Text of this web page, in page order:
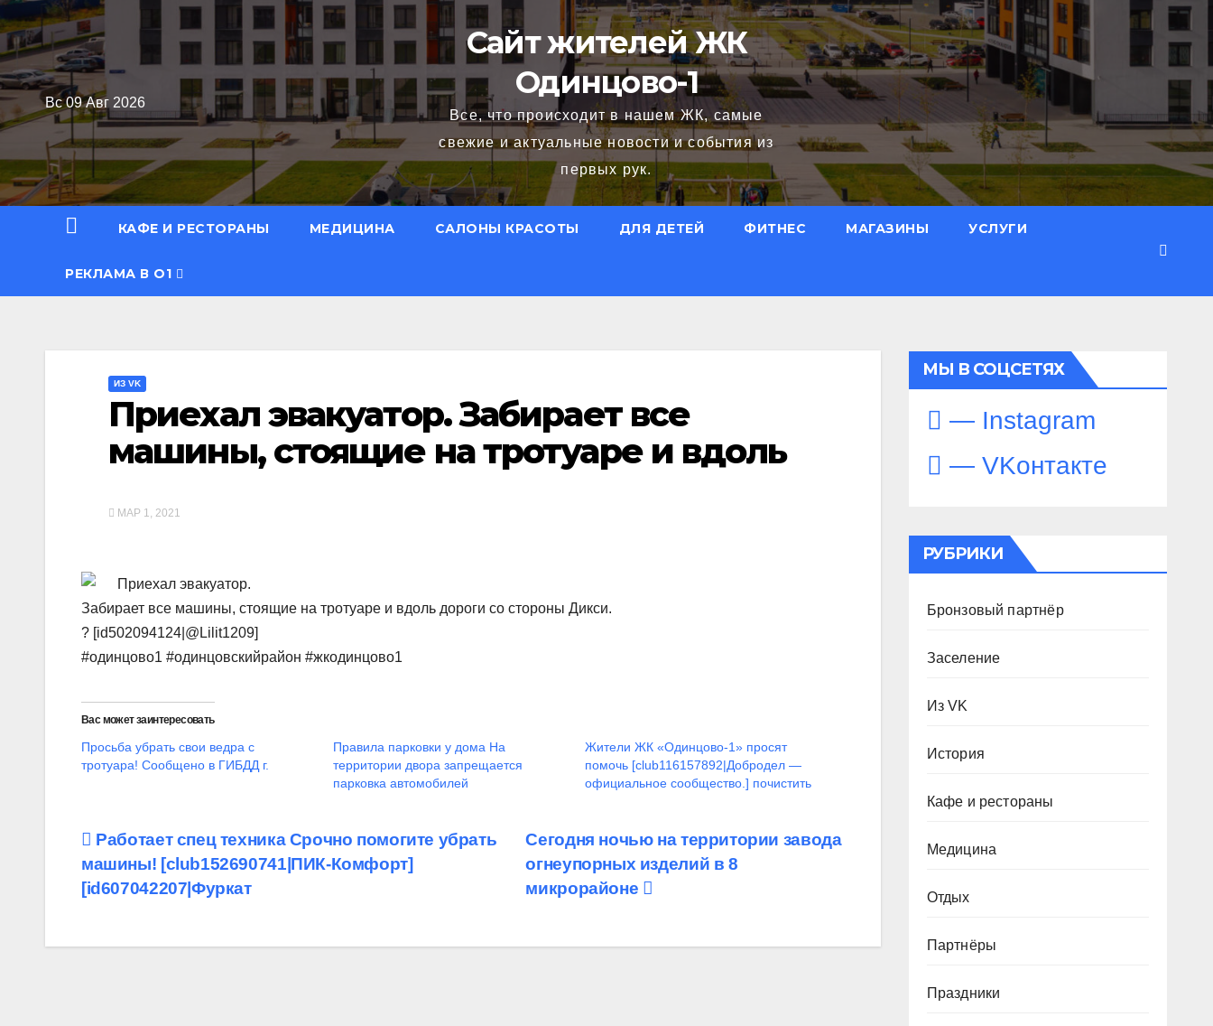
Перейти
содержимому
Вс 09 Авг 2026
Сайт жителей ЖК
Одинцово-1
Все, что происходит в нашем ЖК, самые
свежие и актуальные новости и события из
первых рук.
КАФЕ И РЕСТОРАНЫ МЕДИЦИНА САЛОНЫ КРАСОТЫ ДЛЯ ДЕТЕЙ ФИТНЕС МАГАЗИНЫ УСЛУГИ
РЕКЛАМА В О1
ИЗ VK
Приехал эвакуатор. Забирает все
машины, стоящие на тротуаре и вдоль
МАР 1, 2021
Приехал эвакуатор.
Забирает все машины, стоящие на тротуаре и вдоль дороги со стороны Дикси.
? [id502094124|@Lilit1209]
#одинцово1 #одинцовскийрайон #жкодинцово1
Вас может заинтересовать
Просьба убрать свои ведра с
тротуара! Сообщено в ГИБДД г.
Правила парковки у дома На
территории двора запрещается
парковка автомобилей
Жители ЖК «Одинцово-1» просят
помочь [club116157892|Добродел —
официальное сообщество.] почистить
Навигация
по
Сегодня ночью на территории завода
огнеупорных изделий в 8
микрорайоне
️Работает спец техника️ Срочно помогите убрать
машины! [club152690741|ПИК-Комфорт]
[id607042207|Фуркат
МЫ В СОЦСЕТЯХ
— Instagram
— VKонтакте
РУБРИКИ
Бронзовый партнёр
Заселение
Из VK
История
Кафе и рестораны
Медицина
Отдых
Партнёры
Праздники